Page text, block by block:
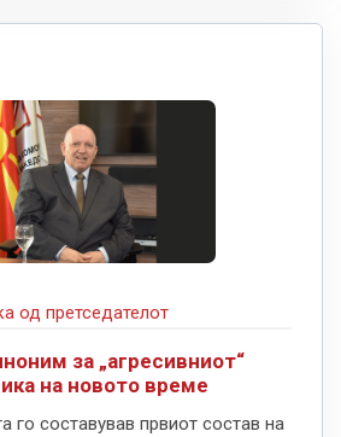
од претседателот
за „агресивниот“
на новото време
го составував првиот состав на